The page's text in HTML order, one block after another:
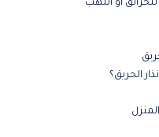
أو اللهب
الحريق؟